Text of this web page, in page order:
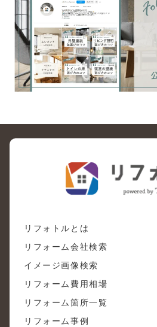
リフォトルとは
リフォーム会社検索
イメージ画像検索
リフォーム費用相場
リフォーム箇所一覧
リフォーム事例